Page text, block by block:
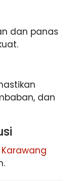
dan panas
dan